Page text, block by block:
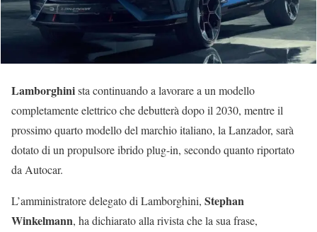
Lamborghinista continuando a lavorare a un modello
completamente elettrico che debutterà dopo il 2030, mentre il
prossimo quarto modello del marchio italiano, la Lanzador, sarà
dotato di un propulsore ibrido plug-in, secondo quanto riportato
da Autocar.
L’amministratore delegato di Lamborghini, Stephan
Winkelmann, ha dichiarato alla rivista che la sua frase,